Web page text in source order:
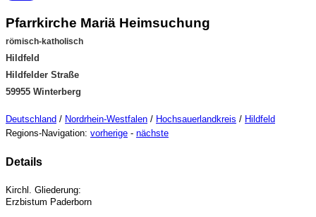
Pfarrkirche Mariä Heimsuchung
römisch-katholisch
Hildfeld
Hildfelder Straße
59955 Winterberg
Deutschland / Nordrhein-Westfalen / Hochsauerlandkreis / Hildfeld
Regions-Navigation: vorherige - nächste
Details
Kirchl. Gliederung:
Erzbistum Paderborn